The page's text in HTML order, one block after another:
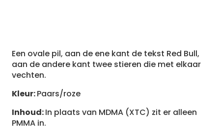
Een ovale pil, aan de ene kant de tekst Red Bull,
aan de andere kant twee stieren die met elkaar
vechten.
Kleur:Paars/roze
Inhoud:In plaats van MDMA (XTC) zit er alleen
PMMA in.